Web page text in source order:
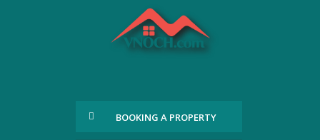
BOOKING A PROPERTY